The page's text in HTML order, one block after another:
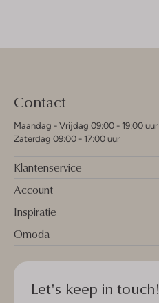
Contact
Maandag - Vrijdag 09:00 - 19:00 uur
Zaterdag 09:00 - 17:00 uur
Klantenservice
Account
Inspiratie
Omoda
Let's keep in touch!